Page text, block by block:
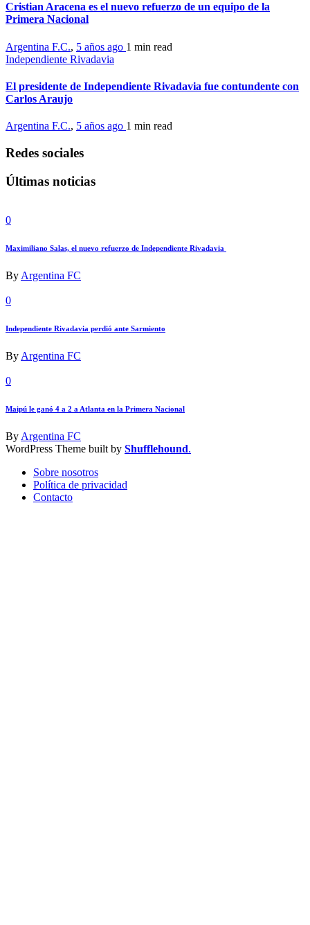
Cristian Aracena es el nuevo refuerzo de un equipo de la
Primera Nacional
Argentina F.C., 5 años ago 1 min read
Independiente Rivadavia
El presidente de Independiente Rivadavia fue contundente con
Carlos Araujo
Argentina F.C., 5 años ago 1 min read
Redes sociales
Últimas noticias
0
Maximiliano Salas, el nuevo refuerzo de Independiente Rivadavia
By Argentina FC
0
Independiente Rivadavia perdió ante Sarmiento
By Argentina FC
0
Maipú le ganó 4 a 2 a Atlanta en la Primera Nacional
By Argentina FC
WordPress Theme built by Shufflehound.
Sobre nosotros
Política de privacidad
Contacto